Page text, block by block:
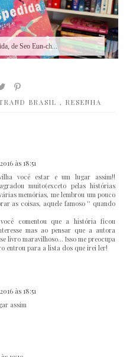
de Seo Eun-ch...
BRASIL , RESENHA
às 18:51
você estar e um lugar assim!!
muito(exceto pelas histórias
memórias, me lembrou um pouco
as coisas, aquele famoso '' quando
comentou que a história ficou
mas ao pensar que a autora
livro maravilhoso... Isso me preocupa
entrou para a lista dos que irei ler!
às 18:51
assim